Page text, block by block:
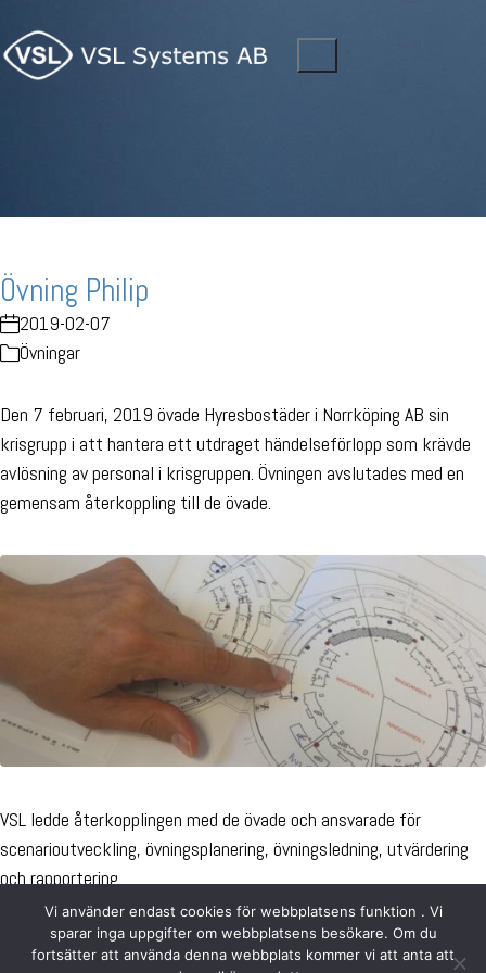
Övning Philip
2019-02-07
Övningar
Den 7 februari, 2019 övade Hyresbostäder i Norrköping AB sin
krisgrupp i att hantera ett utdraget händelseförlopp som krävde
avlösning av personal i krisgruppen. Övningen avslutades med en
gemensam återkoppling till de övade.
VSL ledde återkopplingen med de övade och ansvarade för
scenarioutveckling, övningsplanering, övningsledning, utvärdering
och rapportering.
Vi använder endast cookies för webbplatsens funktion . Vi
sparar inga uppgifter om webbplatsens besökare. Om du
fortsätter att använda denna webbplats kommer vi att anta att